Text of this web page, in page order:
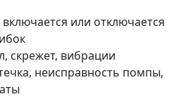
или отключается
скрежет, вибрации
неисправность помпы,